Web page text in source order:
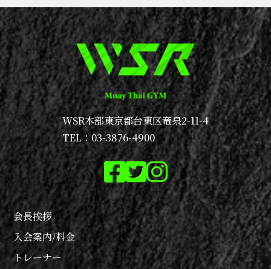
WSR本部東京都台東区竜泉2-11-4
TEL：03-3876-4900
会長挨拶
入会案内/料金
トレーナー